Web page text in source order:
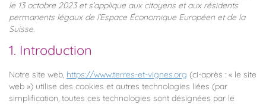
le 13 octobre 2023 et s’applique aux citoyens et aux résidents
permanents légaux de l’Espace Économique Européen et de la
Suisse.
1. Introduction
Notre site web, https://www.terres-et-vignes.org (ci-après : « le site
web ») utilise des cookies et autres technologies liées (par
simplification, toutes ces technologies sont désignées par le